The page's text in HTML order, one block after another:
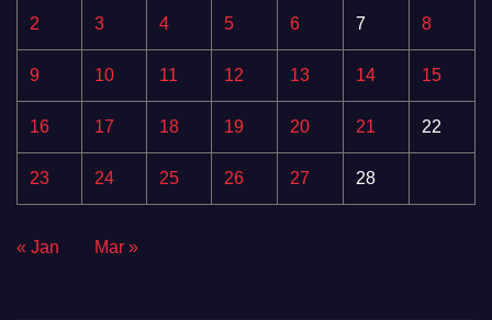
2 3 4 5 6 7 8
9 10 11 12 13 14 15
16 17 18 19 20 21 22
23 24 25 26 27 28
« Jan Mar »